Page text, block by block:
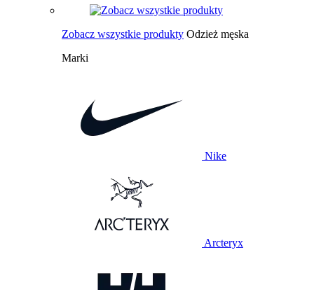
Zobacz wszystkie produkty Odzież męska
Marki
Nike
Arcteryx